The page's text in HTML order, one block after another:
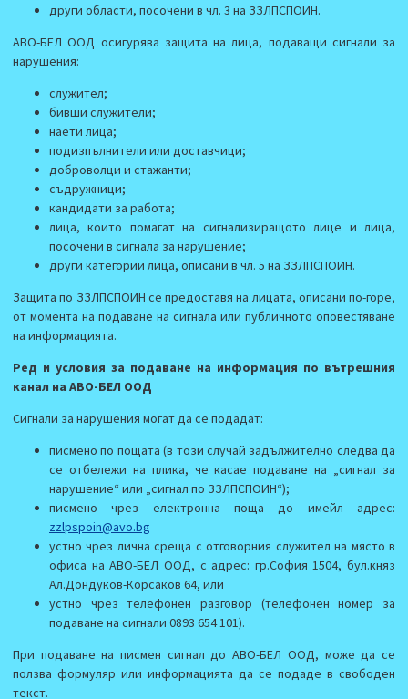
други области, посочени в чл. 3 на ЗЗЛПСПОИН.
АВО-БЕЛ ООД осигурява защита на лица, подаващи сигнали за
нарушения:
служител;
бивши служители;
наети лица;
подизпълнители или доставчици;
доброволци и стажанти;
съдружници;
кандидати за работа;
лица, които помагат на сигнализиращото лице и лица,
посочени в сигнала за нарушение;
други категории лица, описани в чл. 5 на ЗЗЛПСПОИН.
Защита по ЗЗЛПСПОИН се предоставя на лицата, описани по-горе,
от момента на подаване на сигнала или публичното оповестяване
на информацията.
Ред и условия за подаване на информация по вътрешния
канал на АВО-БЕЛ ООД
Сигнали за нарушения могат да се подадат:
писмено по пощата (в този случай задължително следва да
се отбележи на плика, че касае подаване на „сигнал за
нарушение“ или „сигнал по ЗЗЛПСПОИН“);
писмено чрез електронна поща до имейл адрес:
zzlpspoin@avo.bg
устно чрез лична среща с отговорния служител на място в
офиса на АВО-БЕЛ ООД, с адрес: гр.София 1504, бул.княз
Ал.Дондуков-Корсаков 64, или
устно чрез телефонен разговор (телефонен номер за
подаване на сигнали 0893 654 101).
При подаване на писмен сигнал до АВО-БЕЛ ООД, може да се
ползва формуляр или информацията да се подаде в свободен
текст.